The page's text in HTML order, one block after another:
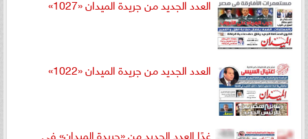
العدد الجديد من جريدة الميدان «1022»
غدًا العدد الجديد من «جريدة الميدان» في